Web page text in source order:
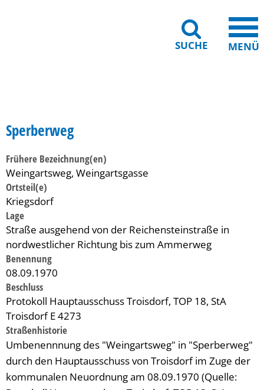
SUCHE MENÜ
Sperberweg
Frühere Bezeichnung(en)
Weingartsweg, Weingartsgasse
Ortsteil(e)
Kriegsdorf
Lage
Straße ausgehend von der Reichensteinstraße in
nordwestlicher Richtung bis zum Ammerweg
Benennung
08.09.1970
Beschluss
Protokoll Hauptausschuss Troisdorf, TOP 18, StA
Troisdorf E 4273
Straßenhistorie
Umbenennnung des "Weingartsweg" in "Sperberweg"
durch den Hauptausschuss von Troisdorf im Zuge der
kommunalen Neuordnung am 08.09.1970 (Quelle: